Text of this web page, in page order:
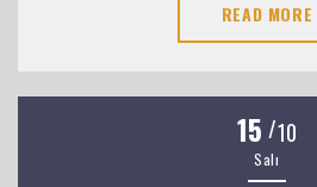
READ MORE
15 /10
Salı